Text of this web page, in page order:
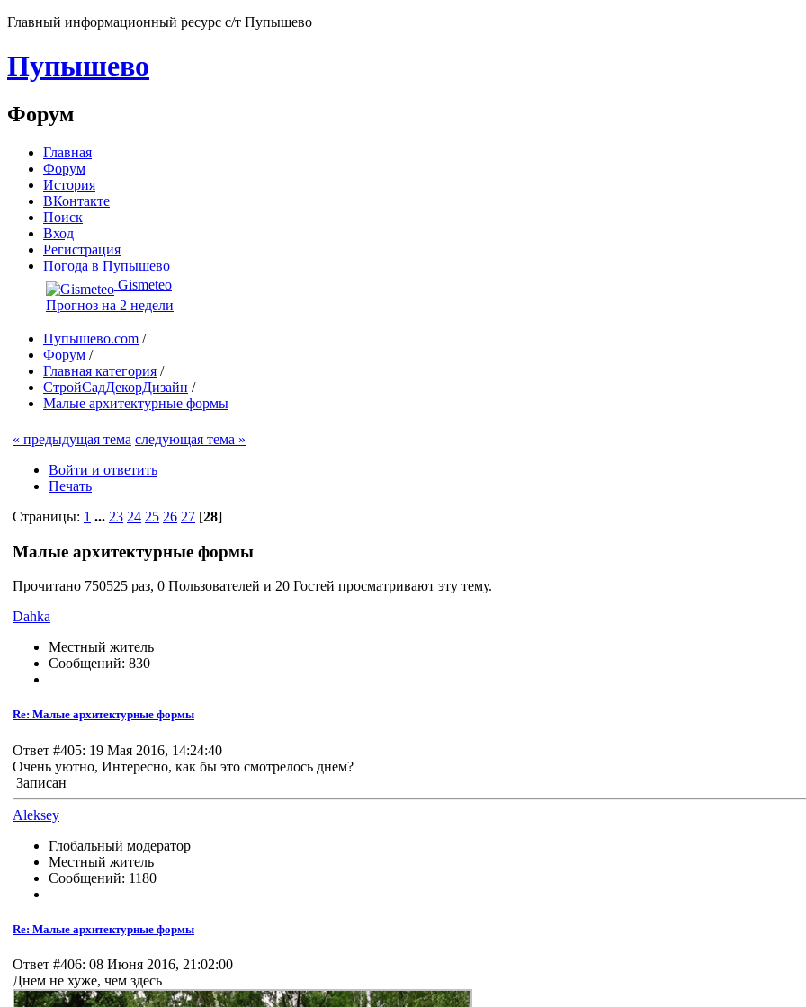
Главный информационный ресурс с/т Пупышево
Пупышево
Форум
Главная
Форум
История
ВКонтакте
Поиск
Вход
Регистрация
Погода в Пупышево
Gismeteo
Прогноз на 2 недели
Пупышево.com /
Форум /
Главная категория /
СтройСадДекорДизайн /
Малые архитектурные формы
« предыдущая тема следующая тема »
Войти и ответить
Печать
Страницы: 1 ... 23 24 25 26 27 [28]
Малые архитектурные формы
Прочитано 750525 раз, 0 Пользователей и 20 Гостей просматривают эту тему.
Dahka
Местный житель
Сообщений: 830
Re: Малые архитектурные формы
Ответ #405: 19 Мая 2016, 14:24:40
Очень уютно, Интересно, как бы это смотрелось днем?
Записан
Aleksey
Глобальный модератор
Местный житель
Сообщений: 1180
Re: Малые архитектурные формы
Ответ #406: 08 Июня 2016, 21:02:00
Днем не хуже, чем здесь